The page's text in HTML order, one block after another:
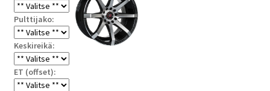
Pulttijako:
Keskireikä:
ET (offset):